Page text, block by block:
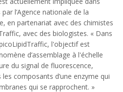
l’Agence nationale de la
en partenariat avec des chimistes
, avec des biologistes. « Dans
l'objectif est
d’assemblage à l'échelle
du signal de fluorescence,
composants d’une enzyme qui
qui se rapprochent. »